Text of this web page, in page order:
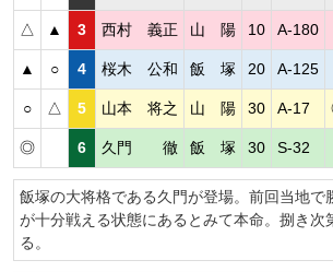
△ ▲ 3 西村 義正 山 陽 10 A-180
▲ ○ 4 桜木 公和 飯 塚 20 A-125
○ △ 5 山本 将之 山 陽 30 A-17
◎ 6 久門 徹 飯 塚 30 S-32
飯塚の大将格である久門が登場。前回当地で
が十分戦える状態にあるとみて本命。捌き次
る。